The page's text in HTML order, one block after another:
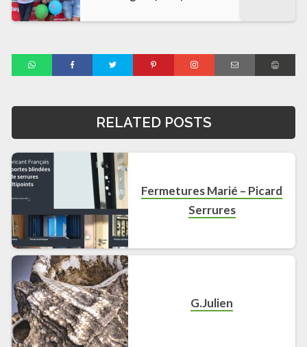
RELATED POSTS
Fermetures Marié – Picard
Serrures
G.Julien